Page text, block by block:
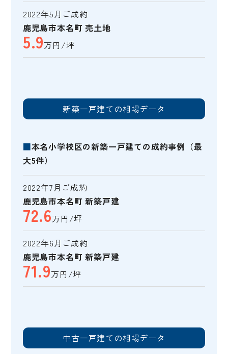
2022年5月ご成約
鹿児島市本名町 売土地
5.9万円/坪
新築一戸建ての相場データ
■本名小学校区の新築一戸建ての成約事例（最
大5件）
2022年7月ご成約
鹿児島市本名町 新築戸建
72.6万円/坪
2022年6月ご成約
鹿児島市本名町 新築戸建
71.9万円/坪
中古一戸建ての相場データ